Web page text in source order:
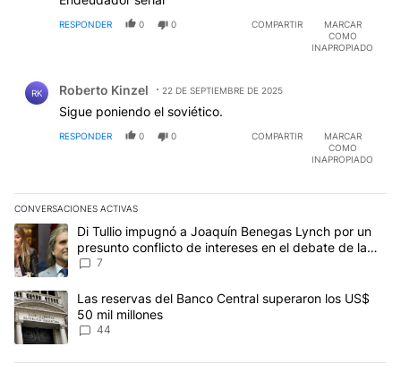
RESPONDER 0 0 COMPARTIR
MARCAR
COMO
INAPROPIADO
RK Roberto Kinzel 22 DE SEPTIEMBRE DE 2025
Sigue poniendo el soviético.
RESPONDER 0 0 COMPARTIR
MARCAR
COMO
INAPROPIADO
CONVERSACIONES ACTIVAS
Este listado muestra los artículos con más comentarios en los
Un artículo de tendencia con el título "Di Tullio impugnó a
Di Tullio impugnó a Joaquín Benegas Lynch por un
presunto conflicto de intereses en el debate de la
Ley de Tierras
7
Un artículo de tendencia con el título "Las reservas del Banco
Las reservas del Banco Central superaron los US$
50 mil millones
44